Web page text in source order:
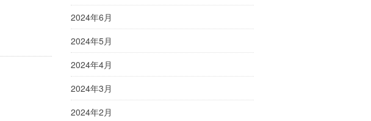
2024年6月
2024年5月
2024年4月
2024年3月
2024年2月